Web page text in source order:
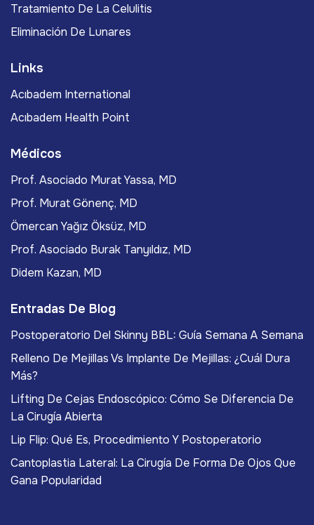
Tratamiento De La Celulitis
Eliminación De Lunares
Links
Acıbadem International
Acıbadem Health Point
Médicos
Prof. Asociado Murat Yassa, MD
Prof. Murat Gönenç, MD
Ömercan Yağız Öksüz, MD
Prof. Asociado Burak Tanyıldız, MD
Didem Kazan, MD
Entradas De Blog
Postoperatorio Del Skinny BBL: Guía Semana A Semana
Relleno De Mejillas Vs Implante De Mejillas: ¿Cuál Dura
Más?
Lifting De Cejas Endoscópico: Cómo Se Diferencia De
La Cirugía Abierta
Lip Flip: Qué Es, Procedimiento Y Postoperatorio
Cantoplastia Lateral: La Cirugía De Forma De Ojos Que
Gana Popularidad